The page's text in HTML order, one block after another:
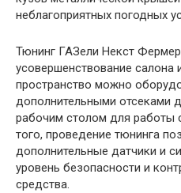
неблагоприятных погодных
Тюнинг ГАЗели Некст
усовершенствование салона
пространство можно
дополнительными отсеками
рабочим столом для работы
того, проведение тюнинга
дополнительные датчики и
уровень безопасности и
средства.